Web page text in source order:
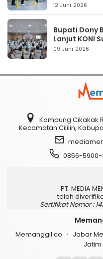
12 Juni 2026
Bupati Dony
Lanjut KONI
09 Juni 2026
Kampung Cikakak
Kecamatan Cililin,
0856-5900-
PT. MEDIA
telah
Sertifikat Nomor :
Memanggil.co Jabar